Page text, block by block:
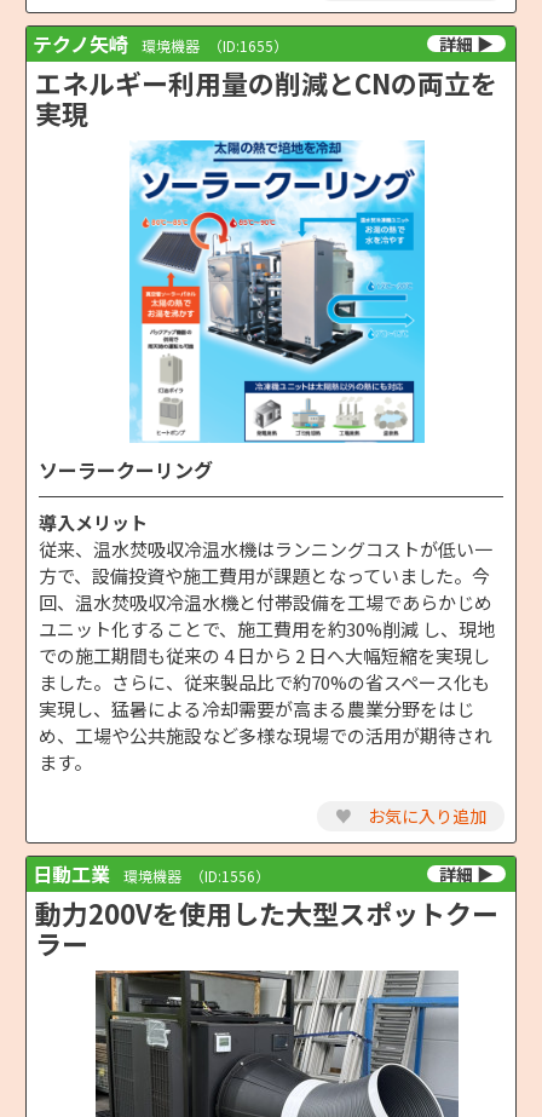
テクノ矢崎 環境機器 （ID:1655）
エネルギー利用量の削減とCNの両立を
実現
ソーラークーリング
導入メリット
従来、温水焚吸収冷温水機はランニングコストが低い一
方で、設備投資や施工費用が課題となっていました。今
回、温水焚吸収冷温水機と付帯設備を工場であらかじめ
ユニット化することで、施工費用を約30%削減 し、現地
での施工期間も従来の 4 日から 2 日へ大幅短縮を実現し
ました。さらに、従来製品比で約70%の省スペース化も
実現し、猛暑による冷却需要が高まる農業分野をはじ
め、工場や公共施設など多様な現場での活用が期待され
ます。
♥ お気に入り追加
日動工業 環境機器 （ID:1556）
動力200Vを使用した大型スポットクー
ラー